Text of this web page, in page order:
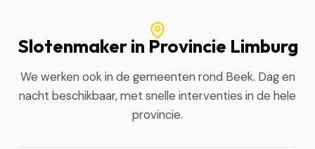
Slotenmaker in Provincie Limburg
We werken ook in de gemeenten rond Beek. Dag en
nacht beschikbaar, met snelle interventies in de hele
provincie.